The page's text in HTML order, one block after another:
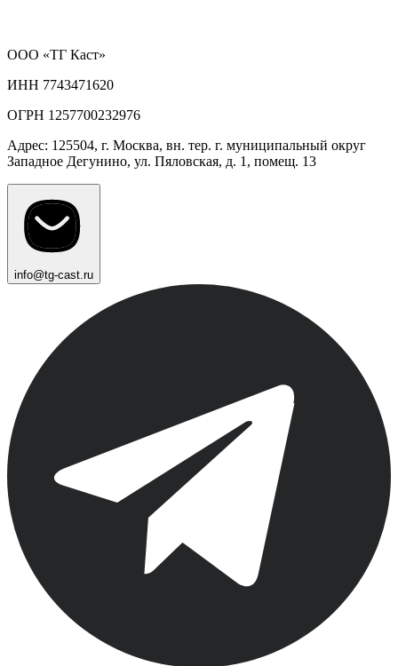
ООО «ТГ Каст»
ИНН 7743471620
ОГРН 1257700232976
Адрес: 125504, г. Москва, вн. тер. г. муниципальный округ
Западное Дегунино, ул. Пяловская, д. 1, помещ. 13
info@tg-cast.ru